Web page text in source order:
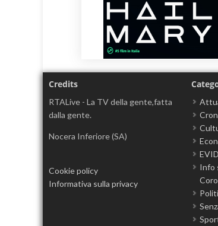
Credits
RTALive - La TV della gente,fatta
dalla gente.
Nocera Inferiore (SA)
Cookie policy
Informativa sulla privacy
Info